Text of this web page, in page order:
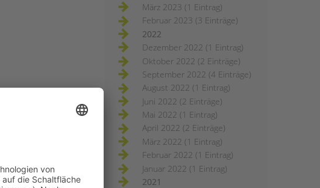
März 2023 (1 Eintrag)
Februar 2023 (3 Einträge)
2022
Dezember 2022 (1 Eintrag)
Oktober 2022 (2 Einträge)
September 2022 (4 Einträge)
August 2022 (1 Eintrag)
Juni 2022 (2 Einträge)
Mai 2022 (1 Eintrag)
April 2022 (2 Einträge)
März 2022 (1 Eintrag)
Februar 2022 (1 Eintrag)
Januar 2022 (1 Eintrag)
2021